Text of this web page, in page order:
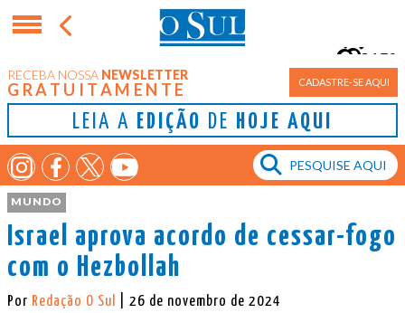
RECEBA NOSSA NEWSLETTER
GRATUITAMENTE CADASTRE-SE AQUI
LEIA A EDIÇÃO DE HOJE AQUI
Porto Alegre
15°
MUNDO
Israel aprova acordo de cessar-fogo
com o Hezbollah
Por Redação O Sul | 26 de novembro de 2024